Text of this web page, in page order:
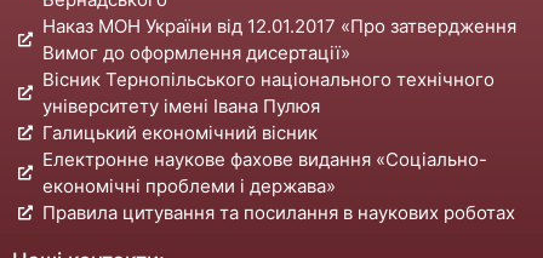
Наказ МОН України від 12.01.2017 «Про затвердження
Вимог до оформлення дисертації»
Вісник Тернопільського національного технічного
університету імені Івана Пулюя
Галицький економічний вісник
Електронне наукове фахове видання «Соціально-
економічні проблеми і держава»
Правила цитування та посилання в наукових роботах